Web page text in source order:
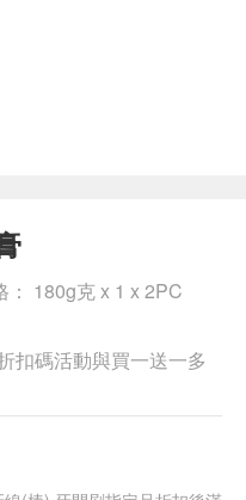
180g克 x 1 x 2PC
扣碼活動與買一送一多